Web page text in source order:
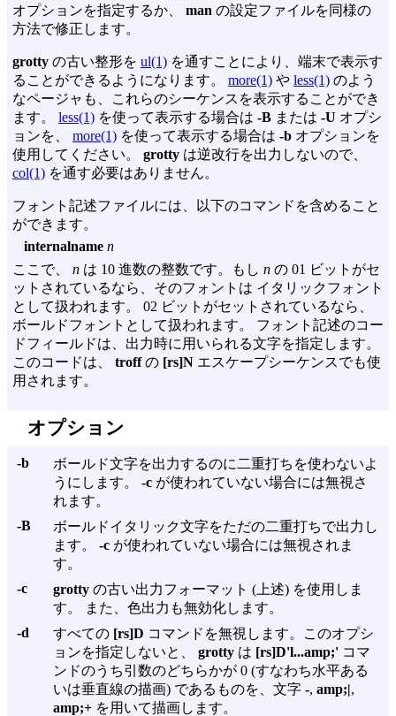
オプションを指定するか、 man の設定ファイルを同様の
方法で修正します。
grotty の古い整形を ul(1) を通すことにより、端末で表示す
ることができるようになります。 more(1) や less(1) のよう
なページャも、これらのシーケンスを表示することができ
ます。 less(1) を使って表示する場合は -B または -U オプシ
ョンを、 more(1) を使って表示する場合は -b オプションを
使用してください。 grotty は逆改行を出力しないので、
col(1) を通す必要はありません。
フォント記述ファイルには、以下のコマンドを含めること
ができます。
internalname n
ここで、 n は 10 進数の整数です。もし n の 01 ビットがセ
ットされているなら、そのフォントは イタリックフォント
として扱われます。 02 ビットがセットされているなら、
ボールドフォントとして扱われます。 フォント記述のコー
ドフィールドは、出力時に用いられる文字を指定します。
このコードは、 troffの [rs]N エスケープシーケンスでも使
用されます。
オプション
-b
ボールド文字を出力するのに二重打ちを使わないよ
うにします。 -c が使われていない場合には無視さ
れます。
-B
ボールドイタリック文字をただの二重打ちで出力し
ます。 -c が使われていない場合には無視されま
す。
-c
grotty の古い出力フォーマット (上述) を使用しま
す。 また、色出力も無効化します。
-d
すべての [rs]D コマンドを無視します。このオプシ
ョンを指定しないと、 grotty は [rs]D'l...amp;' コマ
ンドのうち引数のどちらかが 0 (すなわち水平ある
いは垂直線の描画) であるものを、文字 -, amp;|,
amp;+ を用いて描画します。